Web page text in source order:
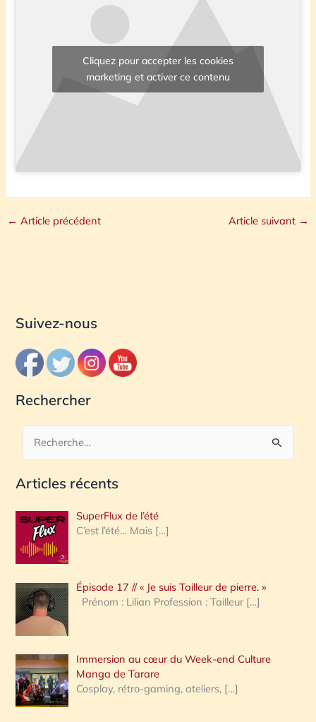
Cliquez pour accepter les cookies
marketing et activer ce contenu
← Article précédent Article suivant →
Suivez-nous
Rechercher
c
e
r
c
h
e
:
Articles récents
SuperFlux de l’été
C’est l’été… Mais […]
Épisode 17 // « Je suis Tailleur de pierre. »
Prénom : Lilian Profession : Tailleur […]
Immersion au cœur du Week-end Culture
Manga de Tarare
Cosplay, rétro-gaming, ateliers, […]